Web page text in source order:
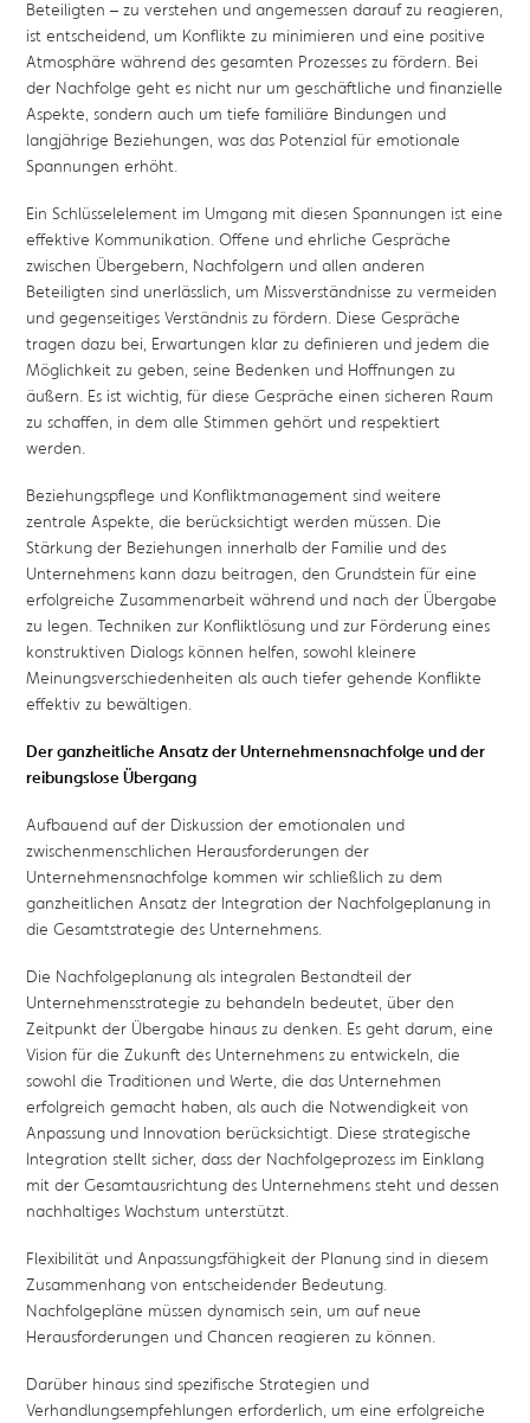
Beteiligten – zu verstehen und angemessen darauf zu reagieren,
ist entscheidend, um Konflikte zu minimieren und eine positive
Atmosphäre während des gesamten Prozesses zu fördern. Bei
der Nachfolge geht es nicht nur um geschäftliche und finanzielle
Aspekte, sondern auch um tiefe familiäre Bindungen und
langjährige Beziehungen, was das Potenzial für emotionale
Spannungen erhöht.
Ein Schlüsselelement im Umgang mit diesen Spannungen ist eine
effektive Kommunikation. Offene und ehrliche Gespräche
zwischen Übergebern, Nachfolgern und allen anderen
Beteiligten sind unerlässlich, um Missverständnisse zu vermeiden
und gegenseitiges Verständnis zu fördern. Diese Gespräche
tragen dazu bei, Erwartungen klar zu definieren und jedem die
Möglichkeit zu geben, seine Bedenken und Hoffnungen zu
äußern. Es ist wichtig, für diese Gespräche einen sicheren Raum
zu schaffen, in dem alle Stimmen gehört und respektiert
werden.
Beziehungspflege und Konfliktmanagement sind weitere
zentrale Aspekte, die berücksichtigt werden müssen. Die
Stärkung der Beziehungen innerhalb der Familie und des
Unternehmens kann dazu beitragen, den Grundstein für eine
erfolgreiche Zusammenarbeit während und nach der Übergabe
zu legen. Techniken zur Konfliktlösung und zur Förderung eines
konstruktiven Dialogs können helfen, sowohl kleinere
Meinungsverschiedenheiten als auch tiefer gehende Konflikte
effektiv zu bewältigen.
Der ganzheitliche Ansatz der Unternehmensnachfolge und der
reibungslose Übergang
Aufbauend auf der Diskussion der emotionalen und
zwischenmenschlichen Herausforderungen der
Unternehmensnachfolge kommen wir schließlich zu dem
ganzheitlichen Ansatz der Integration der Nachfolgeplanung in
die Gesamtstrategie des Unternehmens.
Die Nachfolgeplanung als integralen Bestandteil der
Unternehmensstrategie zu behandeln bedeutet, über den
Zeitpunkt der Übergabe hinaus zu denken. Es geht darum, eine
Vision für die Zukunft des Unternehmens zu entwickeln, die
sowohl die Traditionen und Werte, die das Unternehmen
erfolgreich gemacht haben, als auch die Notwendigkeit von
Anpassung und Innovation berücksichtigt. Diese strategische
Integration stellt sicher, dass der Nachfolgeprozess im Einklang
mit der Gesamtausrichtung des Unternehmens steht und dessen
nachhaltiges Wachstum unterstützt.
Flexibilität und Anpassungsfähigkeit der Planung sind in diesem
Zusammenhang von entscheidender Bedeutung.
Nachfolgepläne müssen dynamisch sein, um auf neue
Herausforderungen und Chancen reagieren zu können.
Darüber hinaus sind spezifische Strategien und
Verhandlungsempfehlungen erforderlich, um eine erfolgreiche